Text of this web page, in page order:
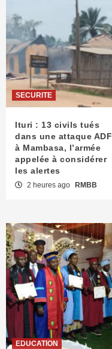
SECURITE
Ituri : 13 civils tués
dans une attaque ADF
à Mambasa, l’armée
appelée à considérer
les alertes
2 heures ago RMBB
EDUCATION